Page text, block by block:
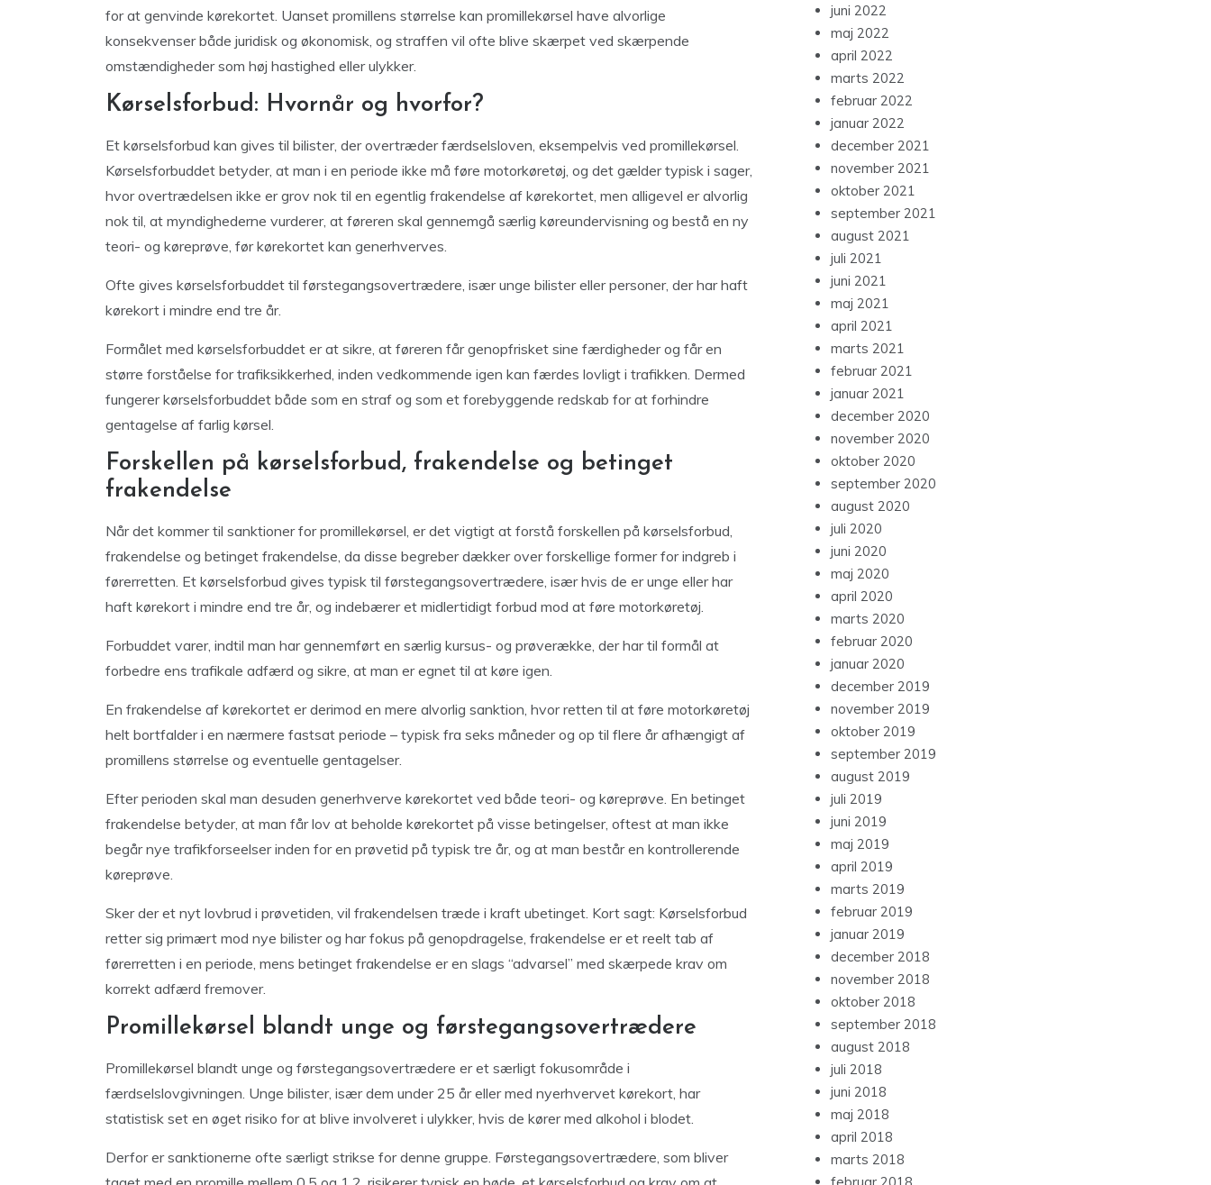
for at genvinde kørekortet. Uanset promillens størrelse kan promillekørsel have alvorlige
konsekvenser både juridisk og økonomisk, og straffen vil ofte blive skærpet ved skærpende
omstændigheder som høj hastighed eller ulykker.
Kørselsforbud: Hvornår og hvorfor?
Et kørselsforbud kan gives til bilister, der overtræder færdselsloven, eksempelvis ved promillekørsel.
Kørselsforbuddet betyder, at man i en periode ikke må føre motorkøretøj, og det gælder typisk i sager,
hvor overtrædelsen ikke er grov nok til en egentlig frakendelse af kørekortet, men alligevel er alvorlig
nok til, at myndighederne vurderer, at føreren skal gennemgå særlig køreundervisning og bestå en ny
teori- og køreprøve, før kørekortet kan generhverves.
Ofte gives kørselsforbuddet til førstegangsovertrædere, især unge bilister eller personer, der har haft
kørekort i mindre end tre år.
Formålet med kørselsforbuddet er at sikre, at føreren får genopfrisket sine færdigheder og får en
større forståelse for trafiksikkerhed, inden vedkommende igen kan færdes lovligt i trafikken. Dermed
fungerer kørselsforbuddet både som en straf og som et forebyggende redskab for at forhindre
gentagelse af farlig kørsel.
Forskellen på kørselsforbud, frakendelse og betinget
frakendelse
Når det kommer til sanktioner for promillekørsel, er det vigtigt at forstå forskellen på kørselsforbud,
frakendelse og betinget frakendelse, da disse begreber dækker over forskellige former for indgreb i
førerretten. Et kørselsforbud gives typisk til førstegangsovertrædere, især hvis de er unge eller har
haft kørekort i mindre end tre år, og indebærer et midlertidigt forbud mod at føre motorkøretøj.
Forbuddet varer, indtil man har gennemført en særlig kursus- og prøverække, der har til formål at
forbedre ens trafikale adfærd og sikre, at man er egnet til at køre igen.
En frakendelse af kørekortet er derimod en mere alvorlig sanktion, hvor retten til at føre motorkøretøj
helt bortfalder i en nærmere fastsat periode – typisk fra seks måneder og op til flere år afhængigt af
promillens størrelse og eventuelle gentagelser.
Efter perioden skal man desuden generhverve kørekortet ved både teori- og køreprøve. En betinget
frakendelse betyder, at man får lov at beholde kørekortet på visse betingelser, oftest at man ikke
begår nye trafikforseelser inden for en prøvetid på typisk tre år, og at man består en kontrollerende
køreprøve.
Sker der et nyt lovbrud i prøvetiden, vil frakendelsen træde i kraft ubetinget. Kort sagt: Kørselsforbud
retter sig primært mod nye bilister og har fokus på genopdragelse, frakendelse er et reelt tab af
førerretten i en periode, mens betinget frakendelse er en slags “advarsel” med skærpede krav om
korrekt adfærd fremover.
Promillekørsel blandt unge og førstegangsovertrædere
Promillekørsel blandt unge og førstegangsovertrædere er et særligt fokusområde i
færdselslovgivningen. Unge bilister, især dem under 25 år eller med nyerhvervet kørekort, har
statistisk set en øget risiko for at blive involveret i ulykker, hvis de kører med alkohol i blodet.
Derfor er sanktionerne ofte særligt strikse for denne gruppe. Førstegangsovertrædere, som bliver
juni 2022
maj 2022
april 2022
marts 2022
februar 2022
januar 2022
december 2021
november 2021
oktober 2021
september 2021
august 2021
juli 2021
juni 2021
maj 2021
april 2021
marts 2021
februar 2021
januar 2021
december 2020
november 2020
oktober 2020
september 2020
august 2020
juli 2020
juni 2020
maj 2020
april 2020
marts 2020
februar 2020
januar 2020
december 2019
november 2019
oktober 2019
september 2019
august 2019
juli 2019
juni 2019
maj 2019
april 2019
marts 2019
februar 2019
januar 2019
december 2018
november 2018
oktober 2018
september 2018
august 2018
juli 2018
juni 2018
maj 2018
april 2018
marts 2018